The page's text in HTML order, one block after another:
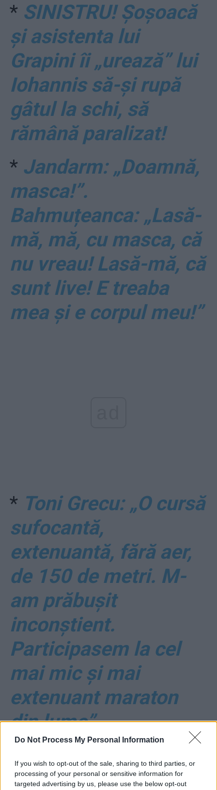
Do Not Process My Personal Information
If you wish to opt-out of the sale, sharing to third parties, or
processing of your personal or sensitive information for
targeted advertising by us, please use the below opt-out
* SINISTRU! Șoșoacă
și asistenta lui
Grapini îi „urează” lui
Iohannis să-și rupă
gâtul la schi, să
rămână paralizat!
* Jandarm: „Doamnă,
masca!”.
Bahmuțeanca: „Lasă-
mă, mă, cu masca, că
nu vreau! Lasă-mă, că
sunt live! E treaba
mea și e corpul meu!”
* Toni Grecu: „O cursă
sufocantă,
extenuantă, fără aer,
de 150 de metri. M-
am prăbuşit
inconştient.
Participasem la cel
mai mic şi mai
extenuant maraton
din lume”
*A murit bebelușul de
o lună și jumătate din